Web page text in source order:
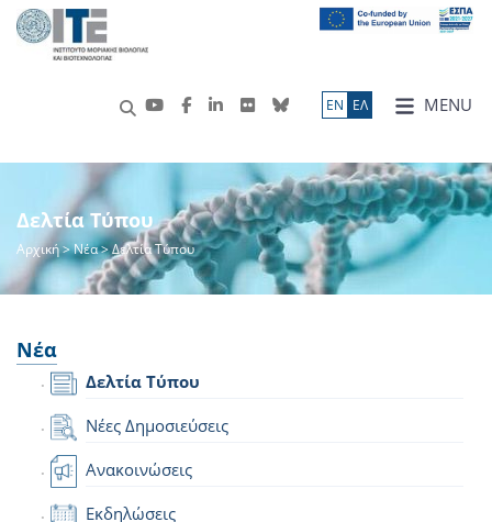
MENU
ΕN ΕΛ
Δελτία Τύπου
Αρχική>Νέα> Δελτία Τύπου
Νέα
Δελτία Τύπου
Νέες Δημοσιεύσεις
Ανακοινώσεις
Εκδηλώσεις